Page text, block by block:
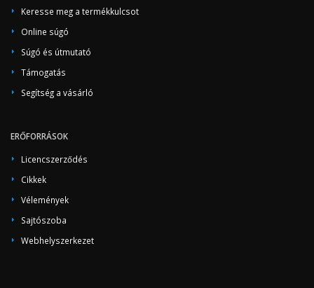
Keresse meg a termékkulcsot
Online súgó
Súgó és útmutató
Támogatás
Segítség a vásárló
ERŐFORRÁSOK
Licencszerződés
Cikkek
Vélemények
Sajtószoba
Webhelyszerkezet